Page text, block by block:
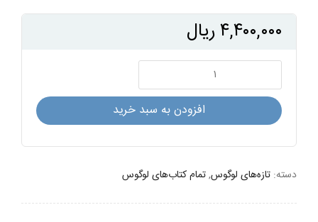
۴,۴۰۰,۰۰۰ریال
پیاله
چای
ازبکی
افزودن به سبد خرید
دسته: تازه‌های لوگوس,تمام کتاب‌های لوگوس